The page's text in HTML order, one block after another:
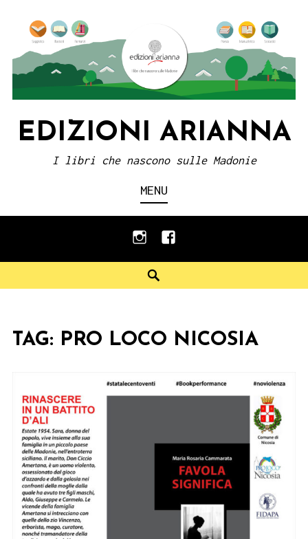
content
EDIZIONI ARIANNA
I libri che nascono sulle Madonie
MENU
instagramfacebook
TAG: PRO LOCO NICOSIA